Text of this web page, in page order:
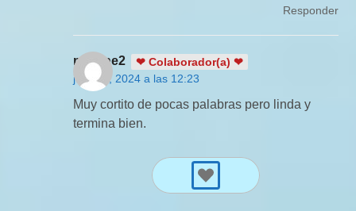
Responder
martine2
❤ Colaborador(a) ❤
julio 21, 2024 a las 12:23
Muy cortito de pocas palabras pero linda y
termina bien.